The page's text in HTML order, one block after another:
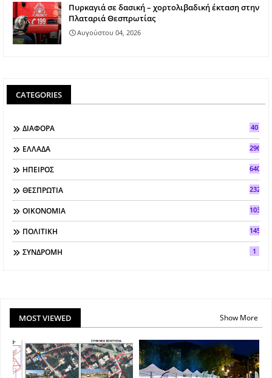
Πυρκαγιά σε δασική – χορτολιβαδική έκταση στην
Πλαταριά Θεσπρωτίας
Αυγούστου 04, 2026
CATEGORIES
ΔΙΑΦΟΡΑ 40
ΕΛΛΑΔΑ 296
ΗΠΕΙΡΟΣ 640
ΘΕΣΠΡΩΤΙΑ 2321
ΟΙΚΟΝΟΜΙΑ 103
ΠΟΛΙΤΙΚΗ 145
ΣΥΝΔΡΟΜΗ 1
MOST VIEWED Show More